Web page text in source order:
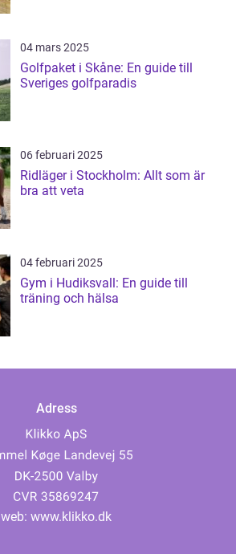
04 mars 2025
Golfpaket i Skåne: En guide till
Sveriges golfparadis
06 februari 2025
Ridläger i Stockholm: Allt som är
bra att veta
04 februari 2025
Gym i Hudiksvall: En guide till
träning och hälsa
Adress
web: www.klikko.dk